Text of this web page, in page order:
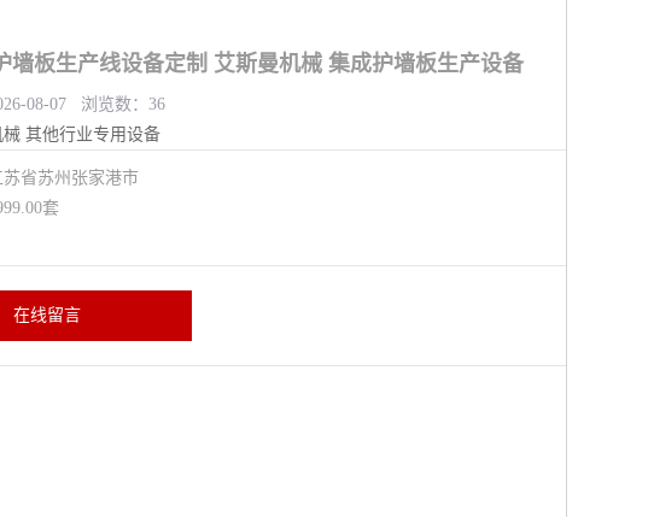
墙板生产线设备定制 艾斯曼机械 集成护墙板生产设备
08-07 浏览数：36
械 其他行业专用设备
省苏州张家港市
套
在线留言